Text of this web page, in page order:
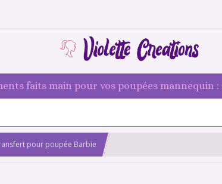
faits main pour vos poupées mannequin
pour poupée Barbie